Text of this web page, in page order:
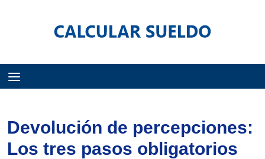
Devolución de percepciones:
Los tres pasos obligatorios